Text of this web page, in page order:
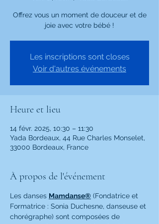
Offrez vous un moment de douceur et de
joie avec votre bébé !
Les inscriptions sont closes
Voir d'autres événements
Heure et lieu
14 févr. 2025, 10:30 – 11:30
Yada Bordeaux, 44 Rue Charles Monselet,
33000 Bordeaux, France
À propos de l'événement
Les danses Mamdanse® (Fondatrice et
Formatrice : Sonia Duchesne, danseuse et
chorégraphe) sont composées de